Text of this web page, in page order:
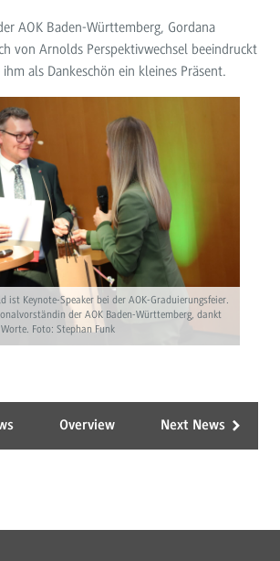
AOK Baden-Württemberg, Gordana
von Arnolds Perspektivwechsel beeindruckt
als Dankeschön ein kleines Präsent.
ist Keynote-Speaker bei der AOK-Graduierungsfeier.
der AOK Baden-Württemberg, dankt
Foto: Stephan Funk
Overview Next News